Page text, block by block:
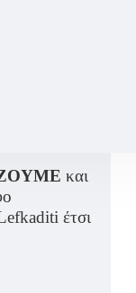
μας.
και
έτσι